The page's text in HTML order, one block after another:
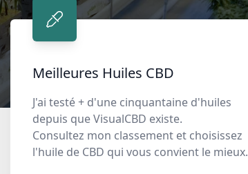
Meilleures Huiles CBD
J'ai testé + d'une cinquantaine d'huiles
depuis que VisualCBD existe.
Consultez mon classement et choisissez
l'huile de CBD qui vous convient le mieux.